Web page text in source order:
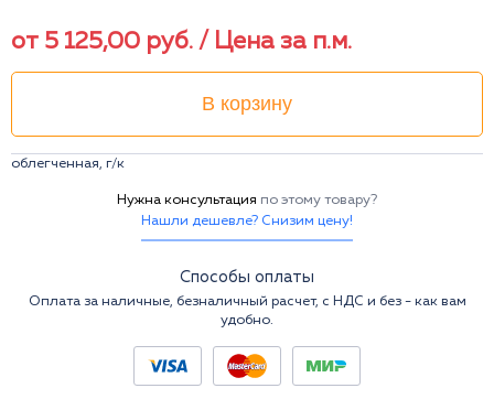
от 5 125,00 руб. / Цена за п.м.
В корзину
облегченная, г/к
Нужна консультация по этому товару?
Нашли дешевле? Снизим цену!
Способы оплаты
Оплата за наличные, безналичный расчет, с НДС и без - как вам
удобно.